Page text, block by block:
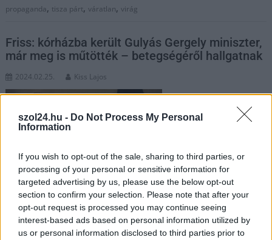
szol24.hu - Do Not Process My Personal
Information
If you wish to opt-out of the sale, sharing to third parties, or
processing of your personal or sensitive information for
targeted advertising by us, please use the below opt-out
section to confirm your selection. Please note that after your
opt-out request is processed you may continue seeing
interest-based ads based on personal information utilized by
us or personal information disclosed to third parties prior to
propaganda, tisza párt,váratlan,virág
Friss: kórházba került Gulyás Gergely miniszter,
már meg is műtötték – betegségéről hallgatnak
2024.02.25. Kiss Lajos
A miniszter úr
szerencsés, mivel a
volt várólista és olyan
kórházba vitték, ahol
megfelelő ellátást
kapott. A beavatkozás
sikeres volt, ám azt nem árulták el, mi is történt Gulyás
Gergellyel.